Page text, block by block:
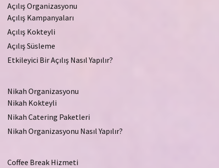
Açılış Organizasyonu
Açılış Kampanyaları
Açılış Kokteyli
Açılış Süsleme
Etkileyici Bir Açılış Nasıl Yapılır?
Nikah Organizasyonu
Nikah Kokteyli
Nikah Catering Paketleri
Nikah Organizasyonu Nasıl Yapılır?
Coffee Break Hizmeti